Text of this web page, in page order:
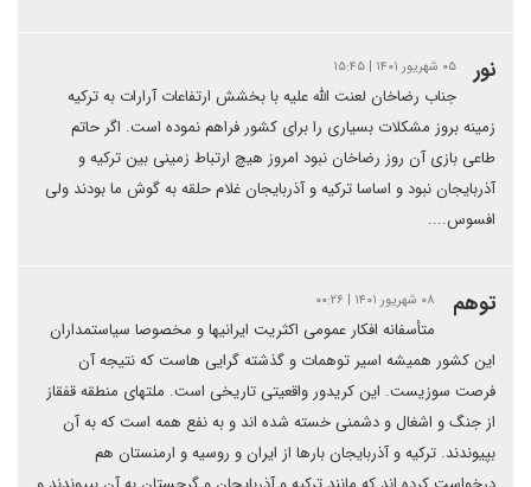
نور ۰۵ شهریور ۱۴۰۱ | ۱۵:۴۵
جناب رضاخان لعنت الله علیه با بخشش ارتفاعات آرارات به ترکیه
زمینه بروز مشکلات بسیاری را برای کشور فراهم نموده است. اگر حاتم
طاعی بازی آن روز رضاخان نبود امروز هیچ ارتباط زمینی بین ترکیه و
آذربایجان نبود و اساسا ترکیه و آذربایجان غلام حلقه به گوش ما بودند ولی
افسوس....
توهم ۰۸ شهریور ۱۴۰۱ | ۰۰:۲۶
متأسفانه افکار عمومی اکثریت ایرانیها و مخصوصا سیاستمداران
این کشور همیشه اسیر توهمات و گذشته گرایی هاست که نتیجه آن
فرصت سوزیست. این کریدور واقعیتی تاریخی است. ملتهای منطقه قفقاز
از جنگ و اشغال و دشمنی خسته شده اند و به نفع همه است که به آن
بپیوندند. ترکیه و آذربایجان بارها از ایران و روسیه و ارمنستان هم